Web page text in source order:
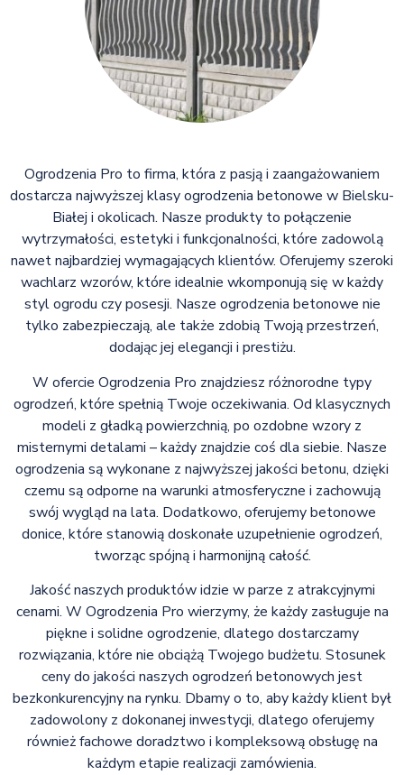
Ogrodzenia Pro to firma, która z pasją i zaangażowaniem
dostarcza najwyższej klasy ogrodzenia betonowe w Bielsku-
Białej i okolicach. Nasze produkty to połączenie
wytrzymałości, estetyki i funkcjonalności, które zadowolą
nawet najbardziej wymagających klientów. Oferujemy szeroki
wachlarz wzorów, które idealnie wkomponują się w każdy
styl ogrodu czy posesji. Nasze ogrodzenia betonowe nie
tylko zabezpieczają, ale także zdobią Twoją przestrzeń,
dodając jej elegancji i prestiżu.
W ofercie Ogrodzenia Pro znajdziesz różnorodne typy
ogrodzeń, które spełnią Twoje oczekiwania. Od klasycznych
modeli z gładką powierzchnią, po ozdobne wzory z
misternymi detalami – każdy znajdzie coś dla siebie. Nasze
ogrodzenia są wykonane z najwyższej jakości betonu, dzięki
czemu są odporne na warunki atmosferyczne i zachowują
swój wygląd na lata. Dodatkowo, oferujemy betonowe
donice, które stanowią doskonałe uzupełnienie ogrodzeń,
tworząc spójną i harmonijną całość.
Jakość naszych produktów idzie w parze z atrakcyjnymi
cenami. W Ogrodzenia Pro wierzymy, że każdy zasługuje na
piękne i solidne ogrodzenie, dlatego dostarczamy
rozwiązania, które nie obciążą Twojego budżetu. Stosunek
ceny do jakości naszych ogrodzeń betonowych jest
bezkonkurencyjny na rynku. Dbamy o to, aby każdy klient był
zadowolony z dokonanej inwestycji, dlatego oferujemy
również fachowe doradztwo i kompleksową obsługę na
każdym etapie realizacji zamówienia.